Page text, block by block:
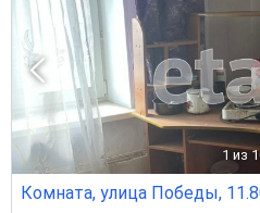
1 из
Комната, улица Победы,